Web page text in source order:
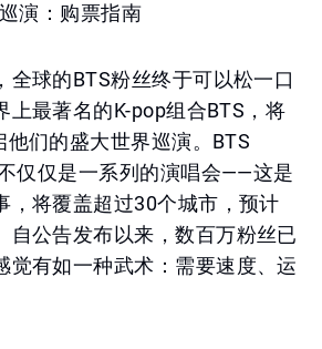
演：购票指南
全球的BTS粉丝终于可以松一口
上最著名的K-pop组合BTS，将
们的盛大世界巡演。BTS
仅仅是一系列的演唱会——这是
，将覆盖超过30个城市，预计
自公告发布以来，数百万粉丝已
觉有如一种武术：需要速度、运